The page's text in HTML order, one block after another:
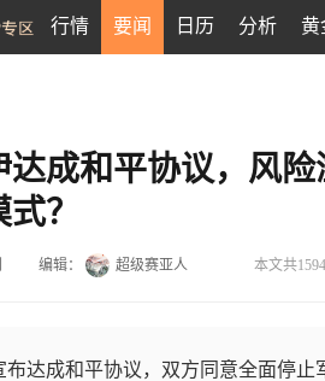
行情 要闻 日历 分析 黄
成和平协议，风险
？
编辑： 超级赛亚人 本文共
布达成和平协议，双方同意全面停止